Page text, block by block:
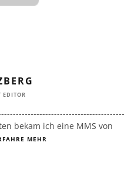
EDITOR
bekam ich eine MMS von
MEHR